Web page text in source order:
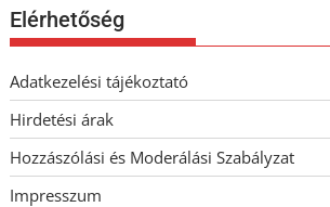
Elérhetőség
Adatkezelési tájékoztató
Hirdetési árak
Hozzászólási és Moderálási Szabályzat
Impresszum